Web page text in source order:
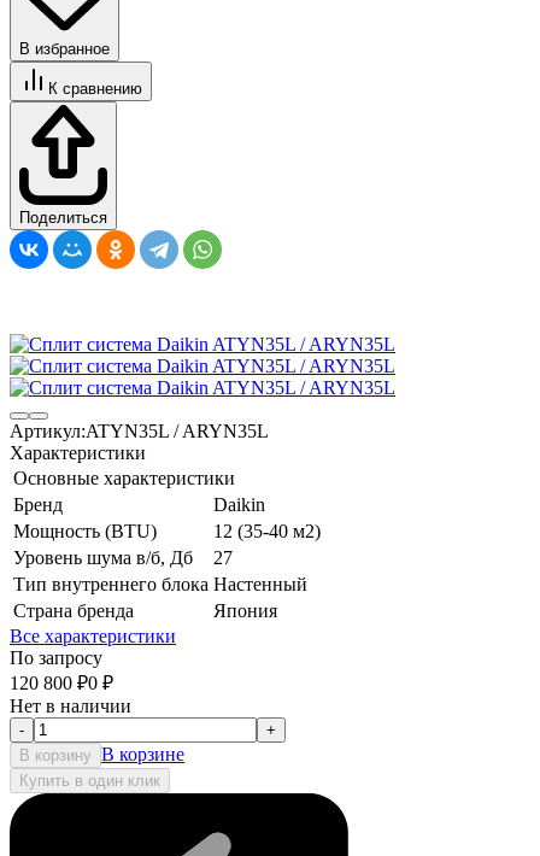
В избранное
К сравнению
Поделиться
Артикул:ATYN35L / ARYN35L
Характеристики
Основные характеристики
Бренд
Daikin
Мощность (BTU)
12 (35-40 м2)
Уровень шума в/б, Дб
27
Тип внутреннего блока Настенный
Страна бренда
Япония
Все характеристики
По запросу
120 800 ₽0 ₽
Нет в наличии
-
+
В корзину В корзине
Купить в один клик